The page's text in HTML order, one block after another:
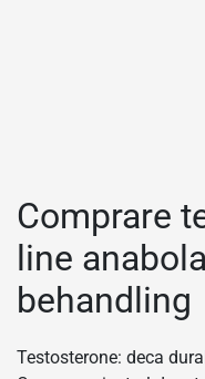
Comprare
line
behandling
Testosterone: deca